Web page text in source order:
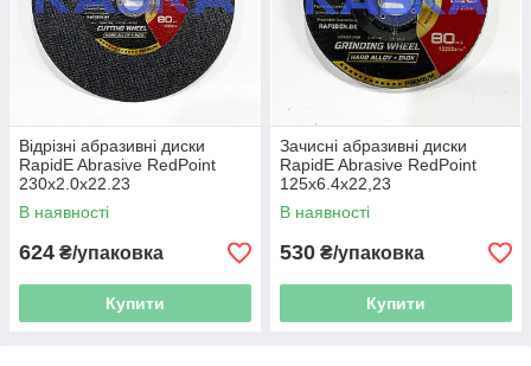
Відрізні абразивні диски
RapidE Abrasive RedPoint
230x2.0x22.23
В наявності
624 ₴/упаковка
Купити
Зачисні абразивні диски
RapidE Abrasive RedPoint
125x6.4x22,23
В наявності
530 ₴/упаковка
Купити